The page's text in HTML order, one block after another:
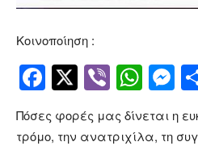
Κοινοποίηση :
Facebook
Twitter
Viber
Πόσες φορές μας δίνεται η
τρόμο, την ανατριχίλα, τη